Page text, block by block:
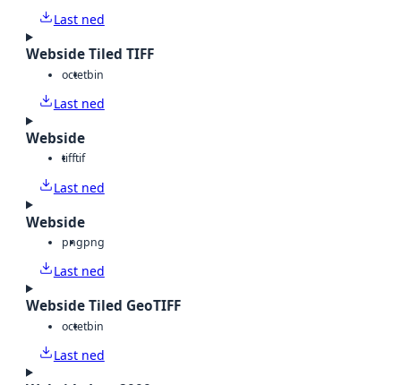
Last ned
Webside Tiled TIFF
octetbin
Last ned
Webside
tifftif
Last ned
Webside
pngpng
Last ned
Webside Tiled GeoTIFF
octetbin
Last ned